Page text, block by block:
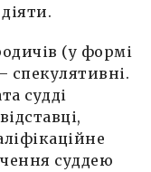
(у формі
спекулятивні.
судді
суддею